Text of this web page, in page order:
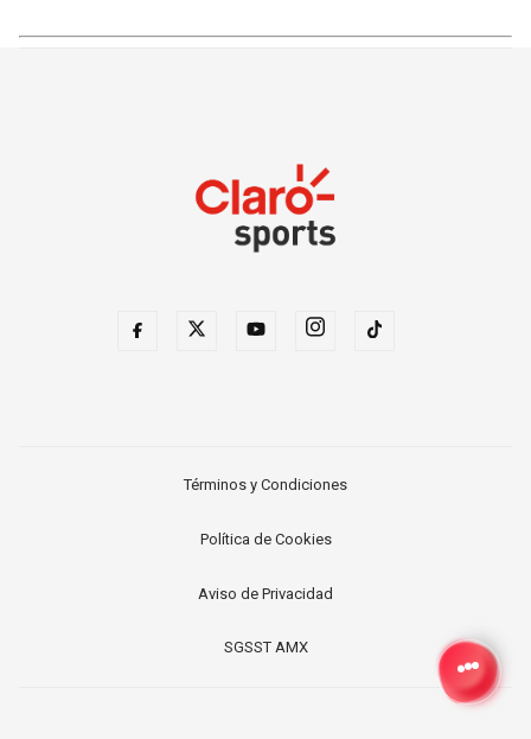
Términos y Condiciones
Política de Cookies
Aviso de Privacidad
SGSST AMX